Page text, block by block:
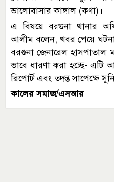
ভালোবাসার কাঙ্গাল (কণা)।
এ বিষয়ে বরগুনা থানার
আলীম বলেন, খবর পেয়ে
বরগুনা জেনারেল হাসপাতাল
ভাবে ধারণা করা হচ্ছে- এটি
রিপোর্ট এবং তদন্ত সাপেক্ষে
কালের সমাজ/এসআর